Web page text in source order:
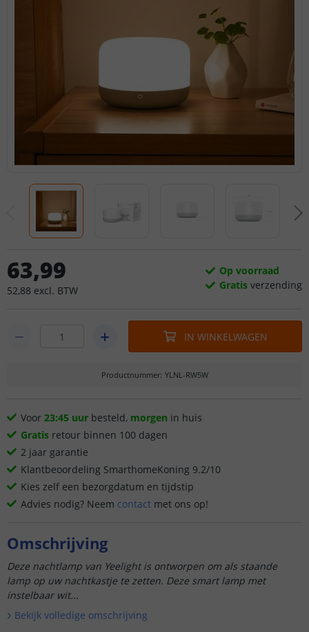
63,99
52,88 excl. BTW
Op voorraad
Gratis verzending
IN WINKELWAGEN
Productnummer: YLNL-RW5W
Voor 23:45 uur besteld, morgen in huis
Gratis retour binnen 100 dagen
2 jaar garantie
Klantbeoordeling SmarthomeKoning 9.2/10
Kies zelf een bezorgdatum en tijdstip
Advies nodig? Neem contact met ons op!
Omschrijving
Deze nachtlamp van Yeelight is ontworpen om als staande
lamp op uw nachtkastje te zetten. Deze smart lamp met
instelbaar wit...
Bekijk volledige omschrijving